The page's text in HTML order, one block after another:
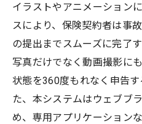
イラストやアニメーション
スにより、保険契約者は事
の提出までスムーズに完了
写真だけでなく動画撮影に
状態を360度もれなく申告
た、本システムはウェブブ
め、専用アプリケーション